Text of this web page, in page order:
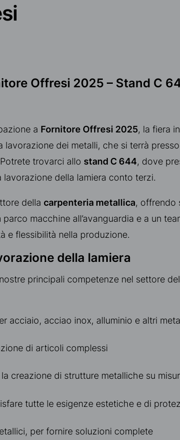
Offresi 2025 – Stand C
a Fornitore Offresi 2025, la fiera
lavorazione dei metalli, che si terrà
trovarci allo stand C 644, dove
della lamiera conto terzi.
della carpenteria metallica, offrendo
macchine all’avanguardia e a un
e flessibilità nella produzione.
della lamiera
principali competenze nel settore
acciaio, acciao inox, alluminio e altri
di articoli complessi
creazione di strutture metalliche su
tutte le esigenze estetiche e di
per fornire soluzioni complete